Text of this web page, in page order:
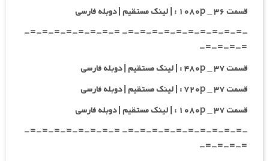
قسمت ۳۶ _ ۱۰۸۰p : | لینک مستقیم | دوبله فارسی
-=-=-=-=-=-=-=-=-=-=- =-=-=-=-=-=-=-=-
=-=-=-=-
قسمت ۳۷ _ ۴۸۰p : | لینک مستقیم | دوبله فارسی
قسمت ۳۷ _ ۷۲۰p : | لینک مستقیم | دوبله فارسی
قسمت ۳۷ _ ۱۰۸۰p : | لینک مستقیم | دوبله فارسی
-=-=-=-=-=-=-=-=-=-=- =-=-=-=-=-=-=-=-
=-=-=-=-